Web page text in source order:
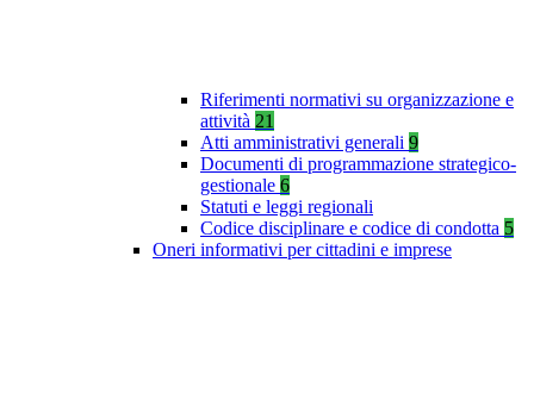
Riferimenti normativi su organizzazione e
attività 21
Atti amministrativi generali 9
Documenti di programmazione strategico-
gestionale 6
Statuti e leggi regionali
Codice disciplinare e codice di condotta 5
Oneri informativi per cittadini e imprese